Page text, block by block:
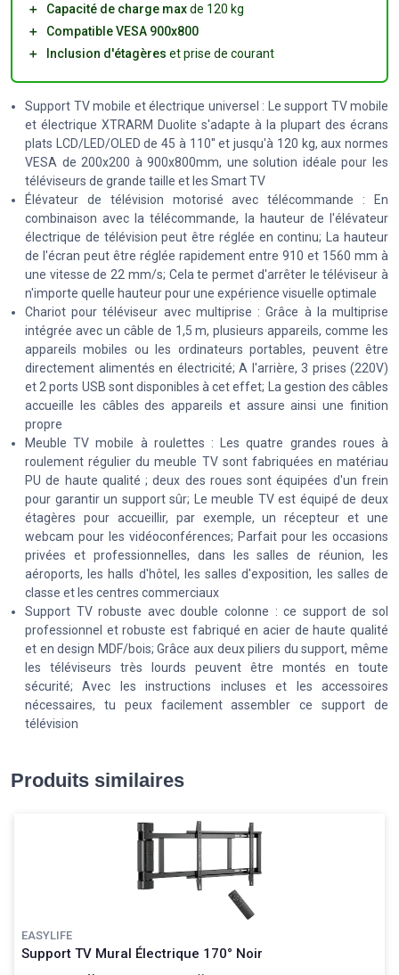
＋
Capacité de charge maxde 120 kg
＋
Compatible VESA 900x800
＋
Inclusion d'étagères et prise de courant
Support TV mobile et électrique universel : Le support TV mobile
et électrique XTRARM Duolite s'adapte à la plupart des écrans
plats LCD/LED/OLED de 45 à 110'' et jusqu'à 120 kg, aux normes
VESA de 200x200 à 900x800mm, une solution idéale pour les
téléviseurs de grande taille et les Smart TV
Élévateur de télévision motorisé avec télécommande : En
combinaison avec la télécommande, la hauteur de l'élévateur
électrique de télévision peut être réglée en continu; La hauteur
de l'écran peut être réglée rapidement entre 910 et 1560 mm à
une vitesse de 22 mm/s; Cela te permet d'arrêter le téléviseur à
n'importe quelle hauteur pour une expérience visuelle optimale
Chariot pour téléviseur avec multiprise : Grâce à la multiprise
intégrée avec un câble de 1,5 m, plusieurs appareils, comme les
appareils mobiles ou les ordinateurs portables, peuvent être
directement alimentés en électricité; A l'arrière, 3 prises (220V)
et 2 ports USB sont disponibles à cet effet; La gestion des câbles
accueille les câbles des appareils et assure ainsi une finition
propre
Meuble TV mobile à roulettes : Les quatre grandes roues à
roulement régulier du meuble TV sont fabriquées en matériau
PU de haute qualité ; deux des roues sont équipées d'un frein
pour garantir un support sûr; Le meuble TV est équipé de deux
étagères pour accueillir, par exemple, un récepteur et une
webcam pour les vidéoconférences; Parfait pour les occasions
privées et professionnelles, dans les salles de réunion, les
aéroports, les halls d'hôtel, les salles d'exposition, les salles de
classe et les centres commerciaux
Support TV robuste avec double colonne : ce support de sol
professionnel et robuste est fabriqué en acier de haute qualité
et en design MDF/bois; Grâce aux deux piliers du support, même
les téléviseurs très lourds peuvent être montés en toute
sécurité; Avec les instructions incluses et les accessoires
nécessaires, tu peux facilement assembler ce support de
télévision
Produits similaires
EASYLIFE
Support TV Mural Électrique 170° Noir